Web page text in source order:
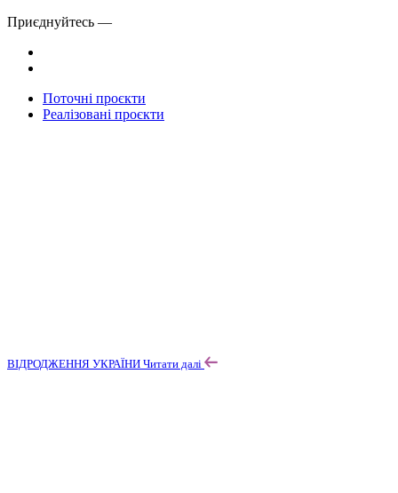
Приєднуйтесь —
Поточні проєкти
Реалізовані проєкти
ВІДРОДЖЕННЯ УКРАЇНИ Читати далі